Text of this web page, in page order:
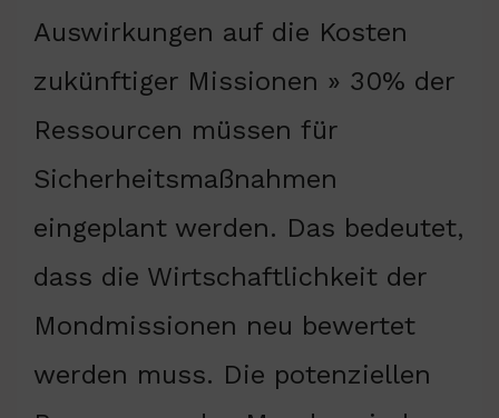
Auswirkungen auf die Kosten
zukünftiger Missionen » 30% der
Ressourcen müssen für
Sicherheitsmaßnahmen
eingeplant werden. Das bedeutet,
dass die Wirtschaftlichkeit der
Mondmissionen neu bewertet
werden muss. Die potenziellen